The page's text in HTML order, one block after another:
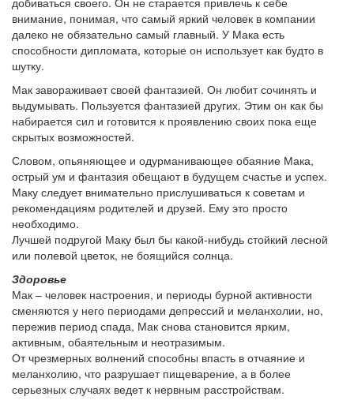
внимание, понимая, что самый яркий человек в компании
далеко не обязательно самый главный. У Мака есть
способности дипломата, которые он использует как будто в
шутку.
Мак завораживает своей фантазией. Он любит сочинять и
выдумывать. Пользуется фантазией других. Этим он как бы
набирается сил и готовится к проявлению своих пока еще
скрытых возможностей.
Словом, опьяняющее и одурманивающее обаяние Мака,
острый ум и фантазия обещают в будущем счастье и успех.
Маку следует внимательно прислушиваться к советам и
рекомендациям родителей и друзей. Ему это просто
необходимо.
Лучшей подругой Маку был бы какой-нибудь стойкий лесной
или полевой цветок, не боящийся солнца.
Здоровье
Мак – человек настроения, и периоды бурной активности
сменяются у него периодами депрессий и меланхолии, но,
пережив период спада, Мак снова становится ярким,
активным, обаятельным и неотразимым.
От чрезмерных волнений способны впасть в отчаяние и
меланхолию, что разрушает пищеварение, а в более
серьезных случаях ведет к нервным расстройствам.